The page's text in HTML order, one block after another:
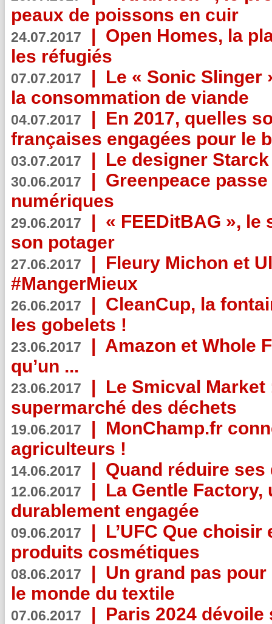
peaux de poissons en cuir
24.07.2017 | Open Homes, la
les réfugiés
07.07.2017 | Le « Sonic Slinger
la consommation de viande
04.07.2017 | En 2017, quelles
françaises engagées pour le
03.07.2017 | Le designer
30.06.2017 | Greenpeace
numériques
29.06.2017 | « FEEDitBAG », le
son potager
27.06.2017 | Fleury Michon et
#MangerMieux
26.06.2017 | CleanCup, la
les gobelets !
23.06.2017 | Amazon et Whole
qu’un ...
23.06.2017 | Le Smicval
supermarché des déchets
19.06.2017 | MonChamp.fr
agriculteurs !
14.06.2017 | Quand réduire
12.06.2017 | La Gentle
durablement engagée
09.06.2017 | L’UFC Que
produits cosmétiques
08.06.2017 | Un grand pas
le monde du textile
07.06.2017 | Paris 2024